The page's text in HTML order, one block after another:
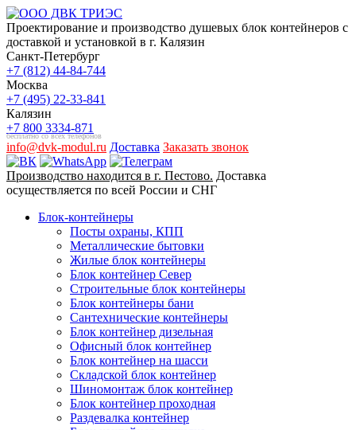
Проектирование и производство душевых блок контейнеров с
доставкой и установкой в г. Калязин
Санкт-Петербург
+7 (812) 44-84-744
Москва
+7 (495) 22-33-841
Калязин
+7 800 3334-871
бесплатно со всех телефонов
info@dvk-modul.ru Доставка Заказать звонок
Производство находится в г. Пестово. Доставка
осуществляется по всей России и СНГ
Блок-контейнеры
Посты охраны, КПП
Металлические бытовки
Жилые блок контейнеры
Блок контейнер Север
Строительные блок контейнеры
Блок контейнеры бани
Сантехнические контейнеры
Блок контейнер дизельная
Офисный блок контейнер
Блок контейнер на шасси
Складской блок контейнер
Шиномонтаж блок контейнер
Блок контейнер проходная
Раздевалка контейнер